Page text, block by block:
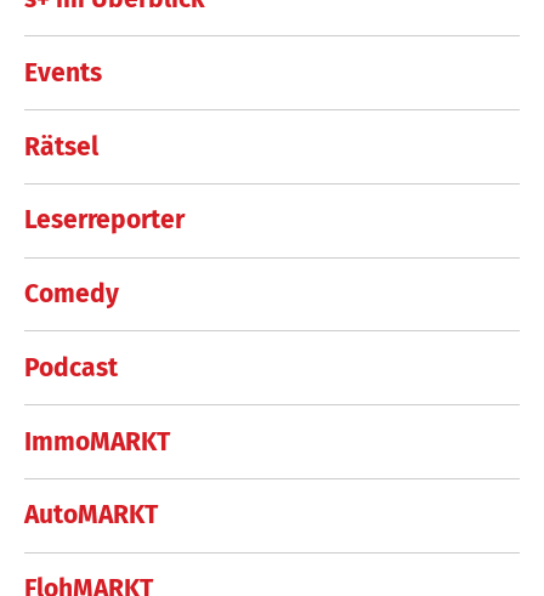
Events
Rätsel
Leserreporter
Comedy
Podcast
ImmoMARKT
AutoMARKT
FlohMARKT